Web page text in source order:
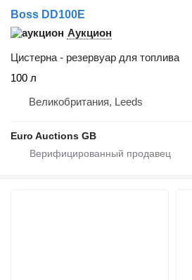
Boss DD100E
Аукцион
Цистерна - резервуар для топлива
100 л
Великобритания, Leeds
Euro Auctions GB